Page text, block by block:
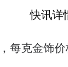
快讯详
每克金饰